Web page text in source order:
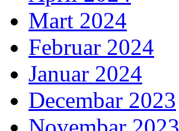
Mart 2024
Februar 2024
Januar 2024
Decembar 2023